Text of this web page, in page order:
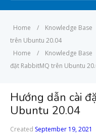
Home / Knowledge Base
trên Ubuntu 20.04
Home
/ Knowledge Base
đặt RabbitMQ trên Ubuntu
Hướng dẫn cài
Ubuntu 20.04
Created September 19, 2021